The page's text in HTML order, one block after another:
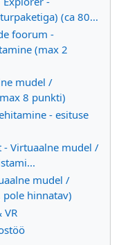
(ca 80...
foorum -
(max 2
mudel /
8 punkti)
- esituse
- Virtuaalne mudel /
mudel /
hinnatav)
VR